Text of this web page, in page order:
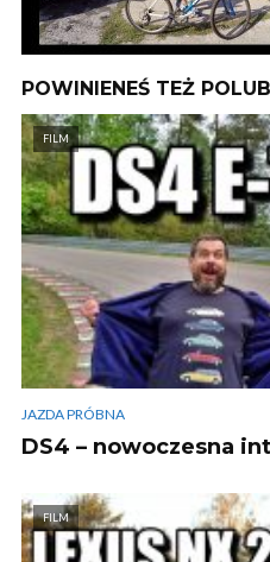
POWINIENEŚ TEŻ
FILM
JAZDA PRÓBNA
DS4 – nowoczesna
FILM